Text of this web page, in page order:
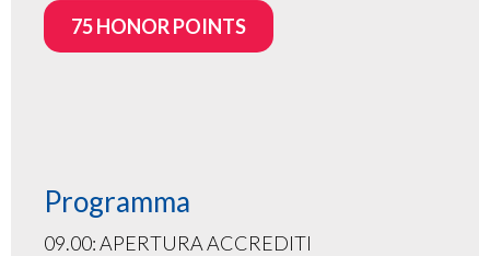
75 HONOR POINTS
Programma
09.00: APERTURA ACCREDITI